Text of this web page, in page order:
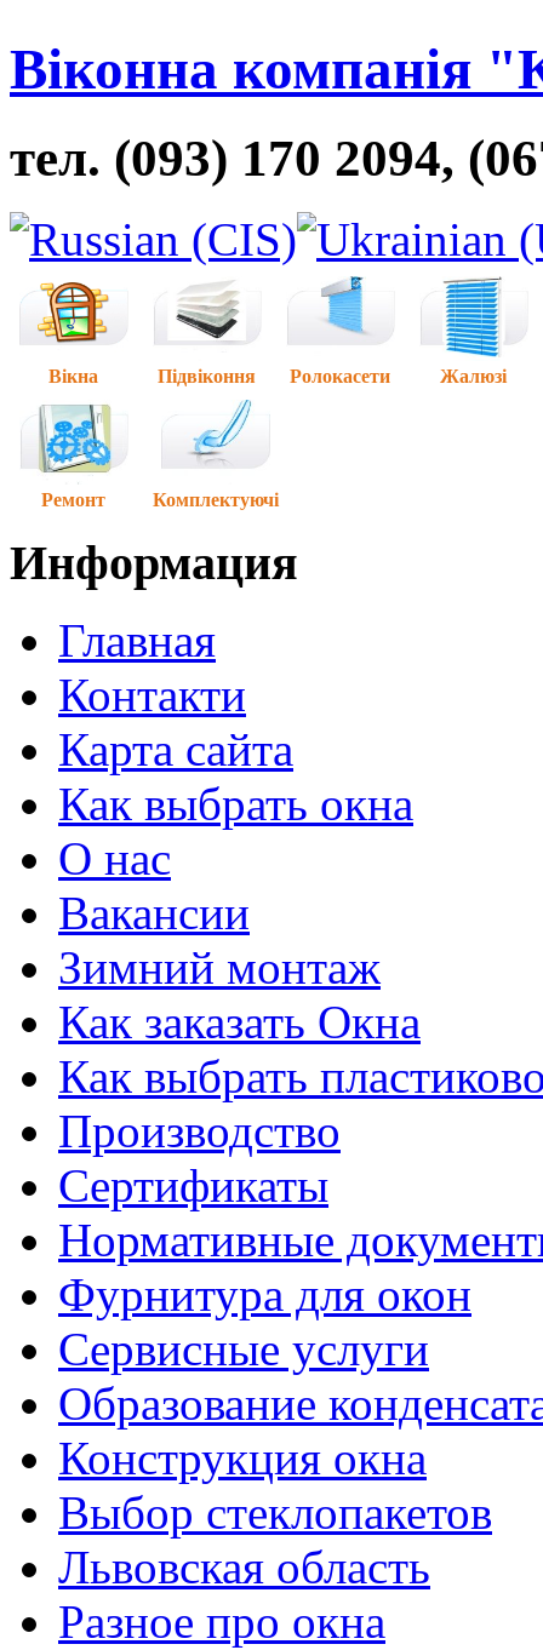
Віконна компанія
тел. (093) 170 2094,
Вікна Підвіконня Ролокасети Жалюзі
Ремонт Комплектуючі
Информация
Главная
Контакти
Карта сайта
Как выбрать окна
О нас
Вакансии
Зимний монтаж
Как заказать Окна
Как выбрать
Производство
Сертификаты
Нормативные
Фурнитура для окон
Сервисные услуги
Образование
Конструкция окна
Выбор стеклопакетов
Львовская область
Разное про окна